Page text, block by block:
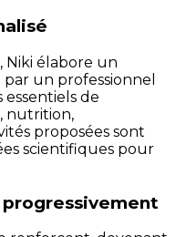
Niki élabore un
un professionnel
essentiels de
nutrition,
proposées sont
scientifiques pour